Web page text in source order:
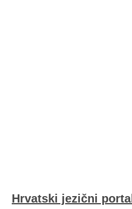
Hrvatski jezični portal